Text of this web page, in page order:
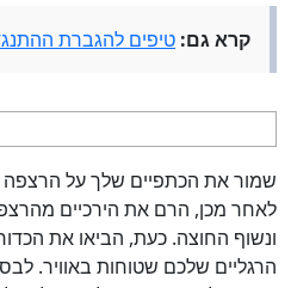
קרא גם: טיפים להגברת
שמור את הכתפיים שלך על הרצפה
לאחר מכן, הרם את הירכיים
ונשוף החוצה. כעת, הביאו את
הרגליים שלכם שטוחות באוויר.